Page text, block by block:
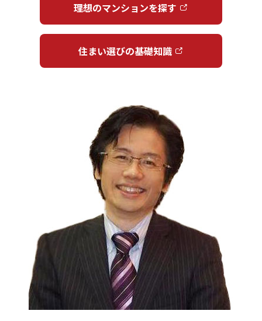
理想のマンションを探す
住まい選びの基礎知識